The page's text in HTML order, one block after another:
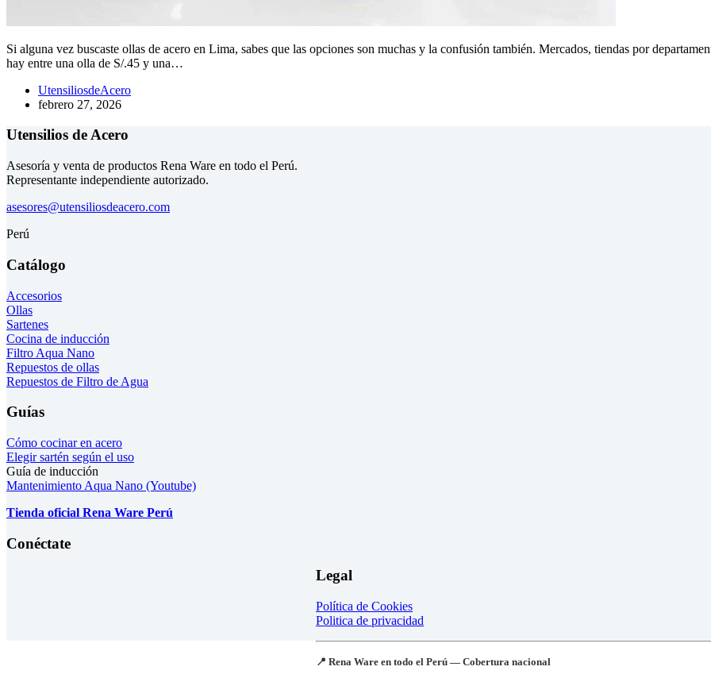
Si alguna vez buscaste ollas de acero en Lima, sabes que las opciones son muchas y la confusión también. Mercados, tiendas por
hay entre una olla de S/.45 y una…
UtensiliosdeAcero
febrero 27, 2026
Utensilios de Acero
Asesoría y venta de productos Rena Ware en todo el Perú.
Representante independiente autorizado.
asesores@utensiliosdeacero.com
Perú
Catálogo
Accesorios
Ollas
Sartenes
Cocina de inducción
Filtro Aqua Nano
Repuestos de ollas
Repuestos de Filtro de Agua
Guías
Cómo cocinar en acero
Elegir sartén según el uso
Guía de inducción
Mantenimiento Aqua Nano (Youtube)
Tienda oficial Rena Ware Perú
Conéctate
Legal
Política de Cookies
Politica de privacidad
📍 Rena Ware en todo el Perú — Cobertura nacional